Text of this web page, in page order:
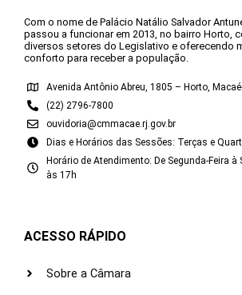
Com o nome de Palácio Natálio Salvador
passou a funcionar em 2013, no bairro Horto,
diversos setores do Legislativo e oferecendo
conforto para receber a população.
Avenida Antônio Abreu, 1805 – Horto,
(22) 2796-7800
ouvidoria@cmmacae.rj.gov.br
Dias e Horários das Sessões: Terças e
Horário de Atendimento: De Segunda-Feira à
às 17h
ACESSO RÁPIDO
Sobre a Câmara